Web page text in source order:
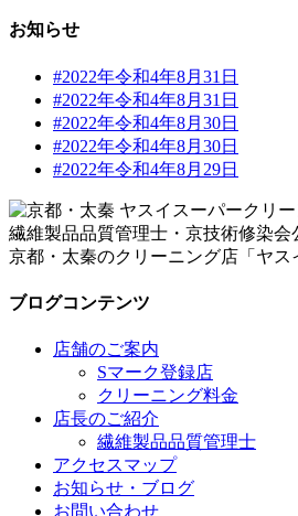
お知らせ
#2022年令和4年8月31日
#2022年令和4年8月31日
#2022年令和4年8月30日
#2022年令和4年8月30日
#2022年令和4年8月29日
繊維製品品質管理士・京技術修染会
京都・太秦のクリーニング店「ヤス
ブログコンテンツ
店舗のご案内
Sマーク登録店
クリーニング料金
店長のご紹介
繊維製品品質管理士
アクセスマップ
お知らせ・ブログ
お問い合わせ